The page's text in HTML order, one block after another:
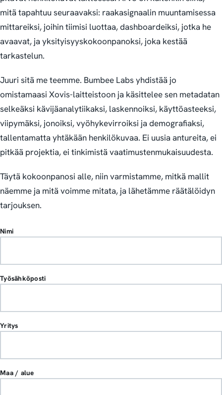
mitä tapahtuu seuraavaksi: raakasignaalin muuntamisessa
mittareiksi, joihin tiimisi luottaa, dashboardeiksi, jotka he
avaavat, ja yksityisyyskokoonpanoksi, joka kestää
tarkastelun.
Juuri sitä me teemme. Bumbee Labs yhdistää jo
omistamaasi Xovis-laitteistoon ja käsittelee sen metadatan
selkeäksi kävijäanalytiikaksi, laskennoiksi, käyttöasteeksi,
viipymäksi, jonoiksi, vyöhykevirroiksi ja demografiaksi,
tallentamatta yhtäkään henkilökuvaa. Ei uusia antureita, ei
pitkää projektia, ei tinkimistä vaatimustenmukaisuudesta.
Täytä kokoonpanosi alle, niin varmistamme, mitkä mallit
näemme ja mitä voimme mitata, ja lähetämme räätälöidyn
tarjouksen.
Nimi
Työsähköposti
Yritys
Maa / alue